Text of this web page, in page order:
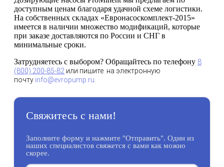
доступным ценам благодаря удачной схеме логистики.
На собственных складах «Евронасоскомплект-2015»
имеется в наличии множество модификаций, которые
при заказе доставляются по России и СНГ в
минимальные сроки.
Затрудняетесь с выбором? Обращайтесь по телефону 8
(800) 200-85-82 или пишите на электронную
почту info@evropump.ru.
Свяжитесь с нами!
Заполните форму и нажмите "Отправить". Один из
наших специалистов свяжется с вами как можно
скорее.